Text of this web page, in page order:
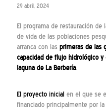
29 abril, 2024
El programa de restauración
de vida de las poblaciones
arranca con las primeras de las
capacidad de flujo hidrológico
laguna de La Berbería.
El proyecto inicial en el que se
financiado principalmente por